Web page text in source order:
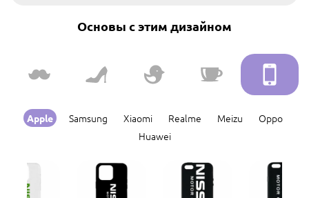
Основы с этим дизайном
Apple Samsung Xiaomi Realme Meizu
Oppo
Huawei